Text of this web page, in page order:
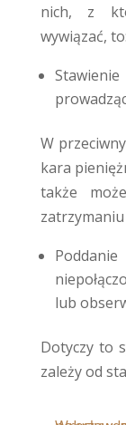
nich, z
wywiązać, to:
W
kara
także
lub
Dotyczy to
zależy od